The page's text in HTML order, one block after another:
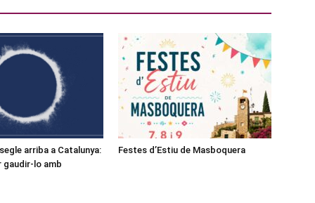
arriba a Catalunya:
gaudir-lo amb
Festes d’Estiu de Masboquera